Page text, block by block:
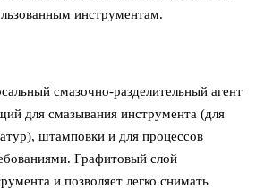
инструментам.
смазочно-разделительный агент
для смазывания инструмента (для
штамповки и для процессов
Графитовый слой
и позволяет легко снимать